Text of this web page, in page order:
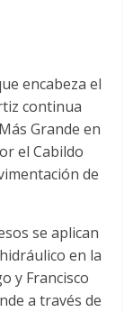
encabeza el
continua
Grande en
el Cabildo
de
se aplican
en la
y Francisco
a través de